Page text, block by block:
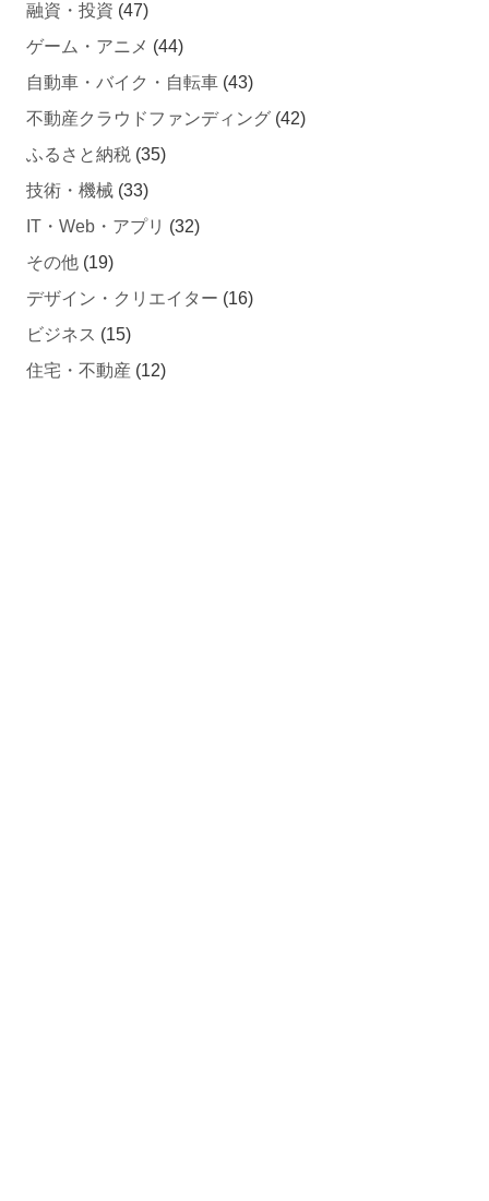
ゲーム・アニメ
自動車・バイク・自転車
不動産クラウドファンディング
ふるさと納税 (35)
技術・機械(33)
IT・Web・アプリ
その他(19)
デザイン・クリエイター
ビジネス (15)
住宅・不動産